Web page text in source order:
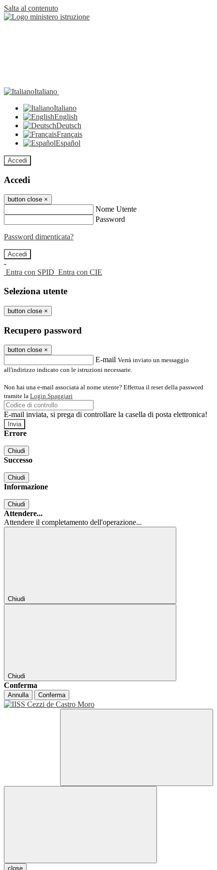
Salta al contenuto
Italiano
Italiano
English
Deutsch
Français
Español
Accedi
Accedi
button close ×
Nome Utente
Password
Password dimenticata?
-
Entra con SPID Entra con CIE
Seleziona utente
button close ×
Recupero password
button close ×
E-mail Verrà inviato un messaggio
all'indirizzo indicato con le istruzioni necessarie.
Non hai una e-mail associata al nome utente? Effettua il reset della password
tramite la Login Spaggiari
E-mail inviata, si prega di controllare la casella di posta elettronica!
Errore
Chiudi
Successo
Chiudi
Informazione
Chiudi
Attendere...
Attendere il completamento dell'operazione...
Chiudi
Chiudi
Conferma
Annulla Conferma
close